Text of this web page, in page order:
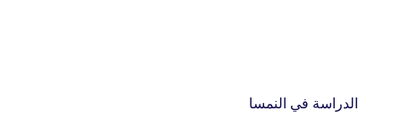
الدراسة في النمسا